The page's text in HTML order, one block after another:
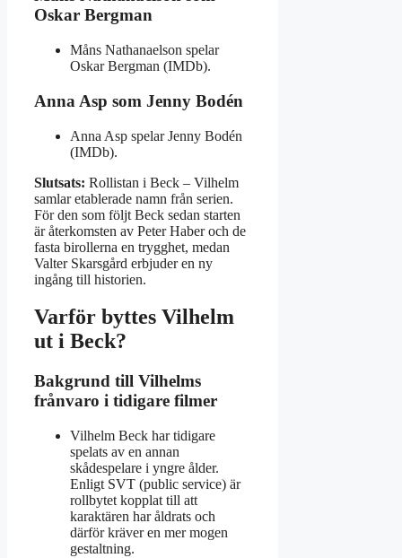
Oskar Bergman
Måns Nathanaelson spelar
Oskar Bergman (IMDb).
Anna Asp som Jenny Bodén
Anna Asp spelar Jenny Bodén
(IMDb).
Slutsats: Rollistan i Beck – Vilhelm
samlar etablerade namn från serien.
För den som följt Beck sedan starten
är återkomsten av Peter Haber och de
fasta birollerna en trygghet, medan
Valter Skarsgård erbjuder en ny
ingång till historien.
Varför byttes Vilhelm
ut i Beck?
Bakgrund till Vilhelms
frånvaro i tidigare filmer
Vilhelm Beck har tidigare
spelats av en annan
skådespelare i yngre ålder.
Enligt SVT (public service) är
rollbytet kopplat till att
karaktären har åldrats och
därför kräver en mer mogen
gestaltning.